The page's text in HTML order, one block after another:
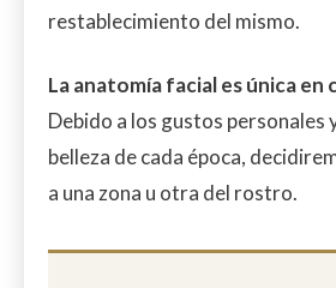
restablecimiento del mismo.
La anatomía facial es única en
Debido a los gustos personales
belleza de cada época,
a una zona u otra del rostro.